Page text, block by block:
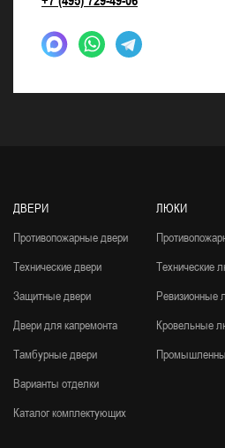
ДВЕРИ
Противопожарные двери
Технические двери
Защитные двери
Двери для капремонта
Тамбурные двери
Варианты отделки
Каталог комплектующих
ЛЮКИ
Технические
Ревизионные
Кровельные